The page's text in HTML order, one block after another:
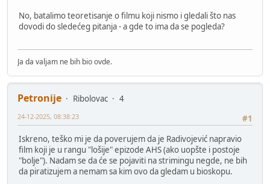
No, batalimo teoretisanje o filmu koji nismo i gledali što nas
dovodi do sledećeg pitanja - a gde to ima da se pogleda?
Ja da valjam ne bih bio ovde.
Petronije Ribolovac
4
#1
24-12-2025, 08:38:23
Iskreno, teško mi je da poverujem da je Radivojević napravio
film koji je u rangu "lošije" epizode AHS (ako uopšte i postoje
"bolje"). Nadam se da će se pojaviti na strimingu negde, ne bih
da piratizujem a nemam sa kim ovo da gledam u bioskopu.